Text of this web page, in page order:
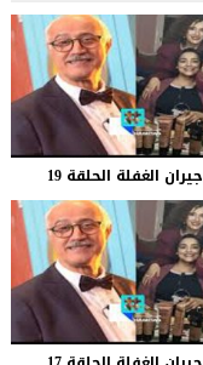
جيران الغفلة الحلقة 19